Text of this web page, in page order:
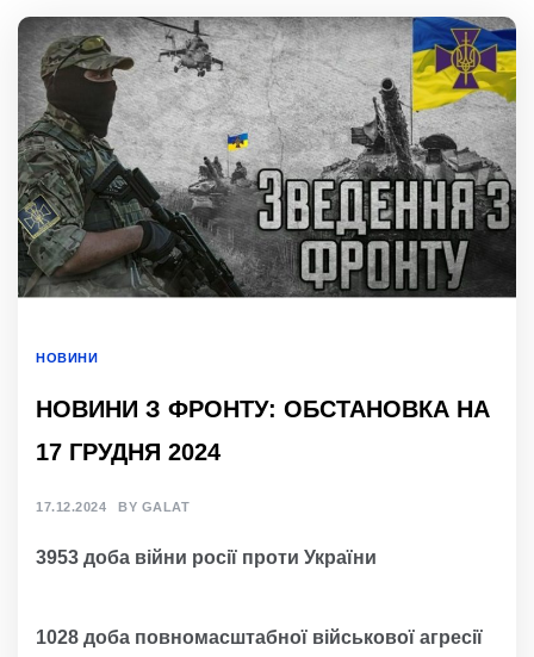
НОВИНИ
НОВИНИ З ФРОНТУ: ОБСТАНОВКА НА
17 ГРУДНЯ 2024
17.12.2024 BY GALAT
3953 доба війни росії проти України
1028 доба повномасштабної військової агресії